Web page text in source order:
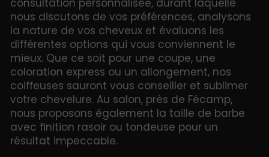
consultation personnalisée, durant laquelle
nous discutons de vos préférences, analysons
la nature de vos cheveux et évaluons les
différentes options qui vous conviennent le
mieux. Que ce soit pour une coupe, une
coloration express ou un allongement, nos
coiffeuses sauront vous conseiller et sublimer
votre chevelure. Au salon, près de Fécamp,
nous proposons également la taille de barbe
avec finition rasoir ou tondeuse pour un
résultat impeccable.